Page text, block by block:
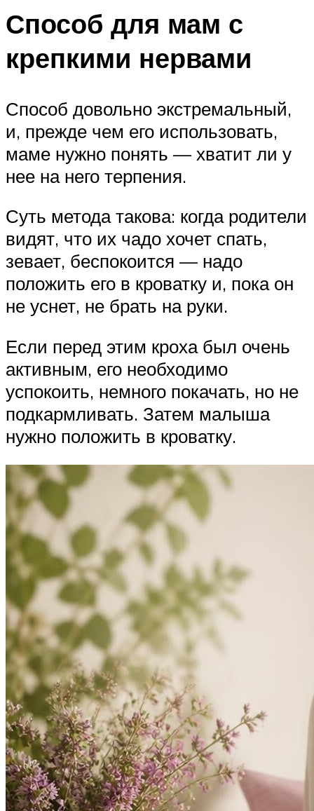
Способ для мам с
крепкими нервами
Способ довольно экстремальный,
и, прежде чем его использовать,
маме нужно понять — хватит ли у
нее на него терпения.
Суть метода такова: когда родители
видят, что их чадо хочет спать,
зевает, беспокоится — надо
положить его в кроватку и, пока он
не уснет, не брать на руки.
Если перед этим кроха был очень
активным, его необходимо
успокоить, немного покачать, но не
подкармливать. Затем малыша
нужно положить в кроватку.